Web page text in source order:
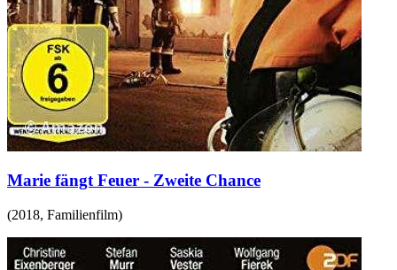
Marie fängt Feuer - Zweite Chance
(2018, Familienfilm)